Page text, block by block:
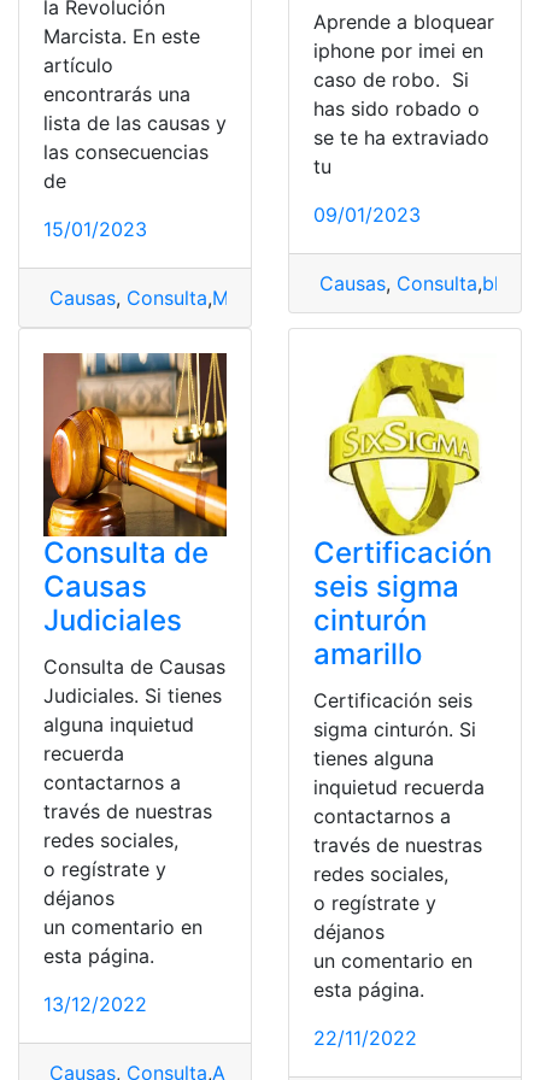
la Revolución
Marcista. En este
artículo
encontrarás una
lista de las causas y
las consecuencias
de
15/01/2023
Causas, Consulta,Marxista
Aprende a bloquear
iphone por imei en
caso de robo. Si
has sido robado o
se te ha extraviado
tu
09/01/2023
Causas, Consulta,
Consulta de
Causas
Judiciales
Consulta de Causas
Judiciales. Si tienes
alguna inquietud
recuerda
contactarnos a
través de nuestras
redes sociales,
o regístrate y
déjanos
un comentario en
esta página.
13/12/2022
Causas, Consulta,Alimentos,Consejo de la Judicatura
Certificación
seis sigma
cinturón
amarillo
Certificación seis
sigma cinturón. Si
tienes alguna
inquietud recuerda
contactarnos a
través de nuestras
redes sociales,
o regístrate y
déjanos
un comentario en
esta página.
22/11/2022